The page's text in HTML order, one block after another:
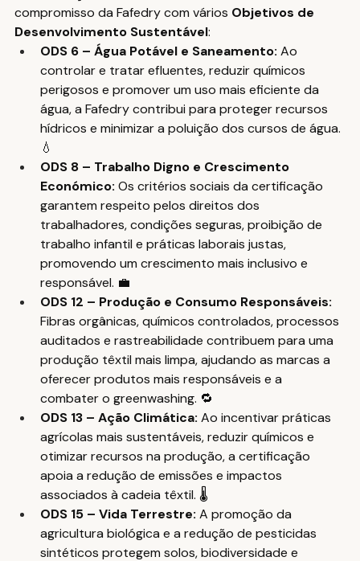
compromisso da Fafedry com vários Objetivos de
Desenvolvimento Sustentável:
ODS 6 – Água Potável e Saneamento: Ao
controlar e tratar efluentes, reduzir químicos
perigosos e promover um uso mais eficiente da
água, a Fafedry contribui para proteger recursos
hídricos e minimizar a poluição dos cursos de água.
💧
ODS 8 – Trabalho Digno e Crescimento
Económico: Os critérios sociais da certificação
garantem respeito pelos direitos dos
trabalhadores, condições seguras, proibição de
trabalho infantil e práticas laborais justas,
promovendo um crescimento mais inclusivo e
responsável. 💼
ODS 12 – Produção e Consumo Responsáveis:
Fibras orgânicas, químicos controlados, processos
auditados e rastreabilidade contribuem para uma
produção têxtil mais limpa, ajudando as marcas a
oferecer produtos mais responsáveis e a
combater o greenwashing. 🔁
ODS 13 – Ação Climática: Ao incentivar práticas
agrícolas mais sustentáveis, reduzir químicos e
otimizar recursos na produção, a certificação
apoia a redução de emissões e impactos
associados à cadeia têxtil. 🌡️
ODS 15 – Vida Terrestre: A promoção da
agricultura biológica e a redução de pesticidas
sintéticos protegem solos, biodiversidade e